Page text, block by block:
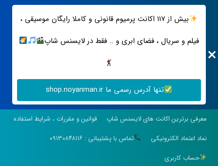
بیش از ۱۱۷ اکانت پرمیوم قانونی و کاملا رایگان موسیقی ،
فیلم و سریال ، فضای ابری و .. فقط در لایسنس شاپ
تنها آدرس رسمی ما shop.noyanman.ir
معرفی برترین اکانت های لایسنس شاپ
قوانین و مقررات ، شرایط استفاده
نماد اعتماد الکترونیکی
تماس با پشتیبانی : ۰۹۱۳۰۸۴۸۱۱۶
حساب کاربری